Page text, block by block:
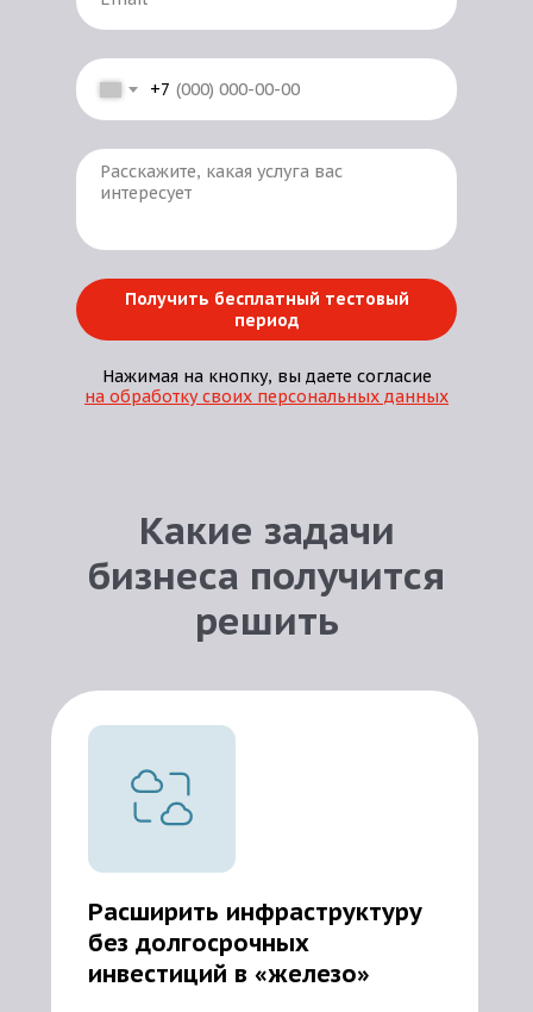
+7
Получить бесплатный тестовый
период
Нажимая на кнопку, вы даете согласие
на обработку своих персональных данных
Расширить инфраструктуру
без долгосрочных
инвестиций в «железо»
Какие задачи
бизнеса получится
решить